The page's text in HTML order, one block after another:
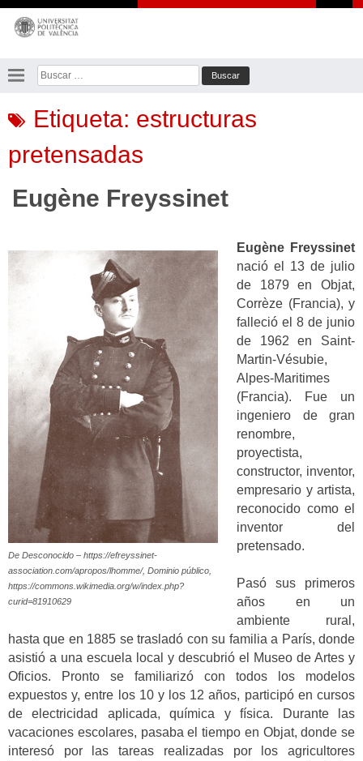
Saltar
contenido
Buscar:
Etiqueta: estructuras
pretensadas
Eugène Freyssinet
De Desconocido – https://efreyssinet-
association.com/apropos/lhomme/, Dominio público,
https://commons.wikimedia.org/w/index.php?
curid=81910629
Eugène Freyssinet
nació el 13 de julio
de 1879 en Objat,
Corrèze (Francia), y
falleció el 8 de junio
de 1962 en Saint-
Martin-Vésubie,
Alpes-Maritimes
(Francia). Fue un
ingeniero de gran
renombre,
proyectista,
constructor, inventor,
empresario y artista,
reconocido como el
inventor del
pretensado.
Pasó sus primeros
años en un
ambiente rural,
hasta que en 1885 se trasladó con su familia a París, donde
asistió a una escuela local y descubrió el Museo de Artes y
Oficios. Pronto se familiarizó con todos los modelos
expuestos y, entre los 10 y los 12 años, participó en cursos
de electricidad aplicada, química y física. Durante las
vacaciones escolares, pasaba el tiempo en Objat, donde se
interesó por las tareas realizadas por los agricultores